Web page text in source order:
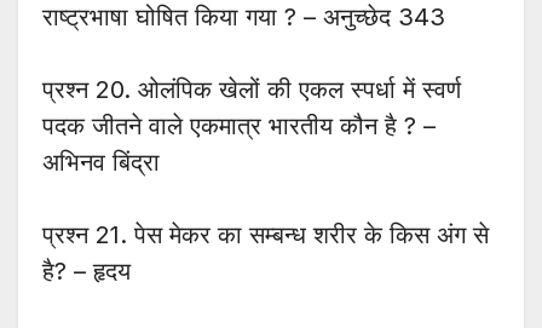
राष्ट्रभाषा घोषित किया गया ? – अनुच्छेद 343
प्रश्न 20. ओलंपिक खेलों की एकल स्पर्धा में स्वर्ण
पदक जीतने वाले एकमात्र भारतीय कौन है ? –
अभिनव बिंद्रा
प्रश्न 21. पेस मेकर का सम्बन्ध शरीर के किस अंग से
है? – हृदय